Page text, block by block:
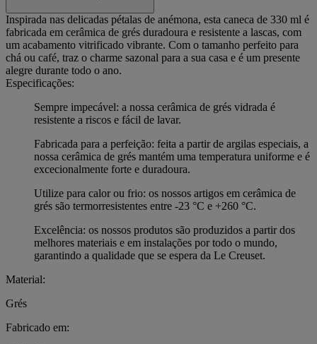
Inspirada nas delicadas pétalas de anémona, esta caneca de 330 ml é
fabricada em cerâmica de grés duradoura e resistente a lascas, com
um acabamento vitrificado vibrante. Com o tamanho perfeito para
chá ou café, traz o charme sazonal para a sua casa e é um presente
alegre durante todo o ano.
Especificações:
Sempre impecável: a nossa cerâmica de grés vidrada é
resistente a riscos e fácil de lavar.
Fabricada para a perfeição: feita a partir de argilas especiais, a
nossa cerâmica de grés mantém uma temperatura uniforme e é
excecionalmente forte e duradoura.
Utilize para calor ou frio: os nossos artigos em cerâmica de
grés são termorresistentes entre -23 °C e +260 °C.
Excelência: os nossos produtos são produzidos a partir dos
melhores materiais e em instalações por todo o mundo,
garantindo a qualidade que se espera da Le Creuset.
Material:
Grés
Fabricado em: